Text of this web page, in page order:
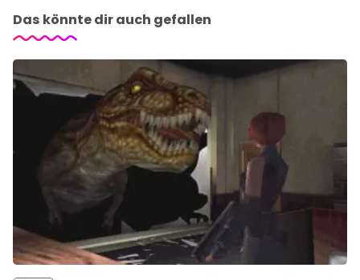
Das könnte dir auch gefallen